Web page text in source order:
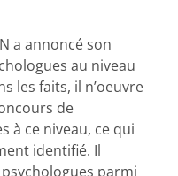
a annoncé son
au niveau
les faits, il n’oeuvre
de
à ce niveau, ce qui
identifié. Il
parmi